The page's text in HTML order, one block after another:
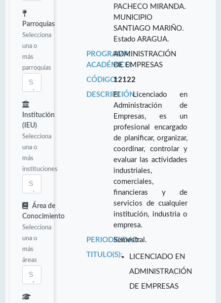
Parroquias
Selecciona
una o
más
parroquias
Institución
(IEU)
Selecciona
una o
más
instituciones
Área de
Conocimiento
Selecciona
una o
más
áreas
PACHECO MIRANDA.
MUNICIPIO
SANTIAGO MARIÑO.
Estado ARAGUA.
PROGRAMA
ACADÉMICO:
ADMINISTRACIÓN
DE EMPRESAS
CÓDIGO:12122
DESCRIPCIÓN:El Licenciado en
Administración de
Empresas, es un
profesional encargado
de planificar, organizar,
coordinar, controlar y
evaluar las actividades
industriales,
comerciales,
financieras y de
servicios de cualquier
institución, industria o
empresa.
PERIODICIDAD:
Semestral.
TITULO(S):
LICENCIADO EN
ADMINISTRACIÓN
DE EMPRESAS